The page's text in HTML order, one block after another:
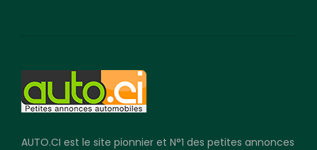
AUTO.CI est le site pionnier et N°1 des petites annonces